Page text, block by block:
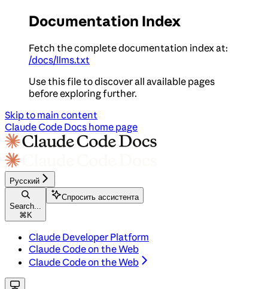
Documentation Index
Fetch the complete documentation index at:
/docs/llms.txt
Use this file to discover all available pages
before exploring further.
Skip to main content
Claude Code Docs home page
Русский
Search...
⌘ K
Спросить ассистента
Claude Developer Platform
Claude Code on the Web
Claude Code on the Web